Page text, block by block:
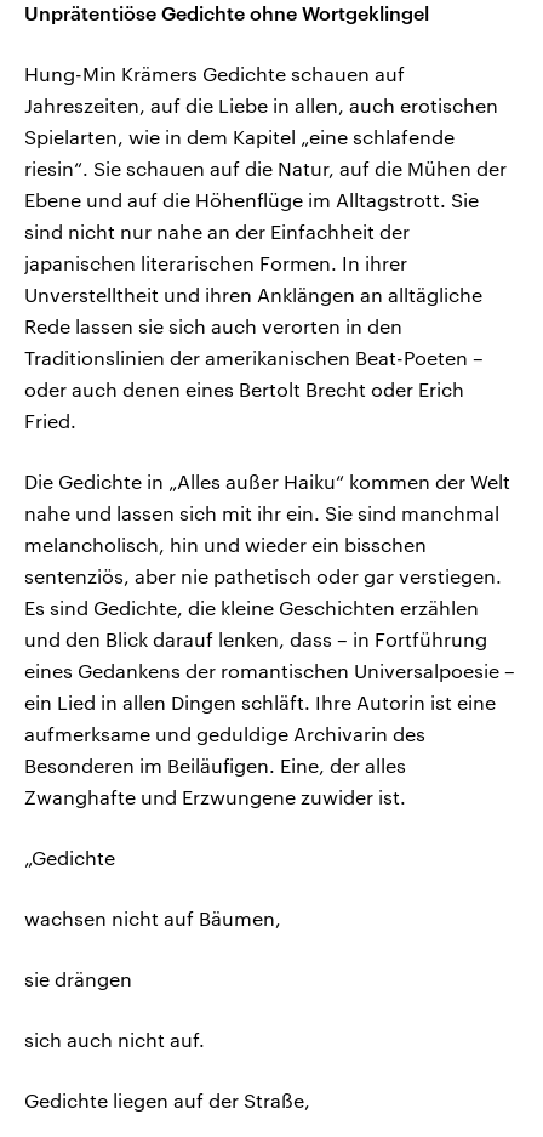
Unprätentiöse Gedichte ohne Wortgeklingel
Hung-Min Krämers Gedichte schauen auf
Jahreszeiten, auf die Liebe in allen, auch erotischen
Spielarten, wie in dem Kapitel „eine schlafende
riesin“. Sie schauen auf die Natur, auf die Mühen der
Ebene und auf die Höhenflüge im Alltagstrott. Sie
sind nicht nur nahe an der Einfachheit der
japanischen literarischen Formen. In ihrer
Unverstelltheit und ihren Anklängen an alltägliche
Rede lassen sie sich auch verorten in den
Traditionslinien der amerikanischen Beat-Poeten –
oder auch denen eines Bertolt Brecht oder Erich
Fried.
Die Gedichte in „Alles außer Haiku“ kommen der Welt
nahe und lassen sich mit ihr ein. Sie sind manchmal
melancholisch, hin und wieder ein bisschen
sentenziös, aber nie pathetisch oder gar verstiegen.
Es sind Gedichte, die kleine Geschichten erzählen
und den Blick darauf lenken, dass – in Fortführung
eines Gedankens der romantischen Universalpoesie –
ein Lied in allen Dingen schläft. Ihre Autorin ist eine
aufmerksame und geduldige Archivarin des
Besonderen im Beiläufigen. Eine, der alles
Zwanghafte und Erzwungene zuwider ist.
„Gedichte
wachsen nicht auf Bäumen,
sie drängen
sich auch nicht auf.
Gedichte liegen auf der Straße,